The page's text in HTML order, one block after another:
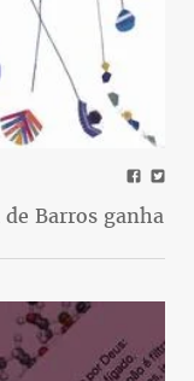
Barros ganha